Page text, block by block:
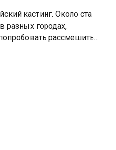
кастинг. Около ста
разных городах,
рассмешить
шанс стать известными.
сериала Comedy Баттл
в хорошем HD